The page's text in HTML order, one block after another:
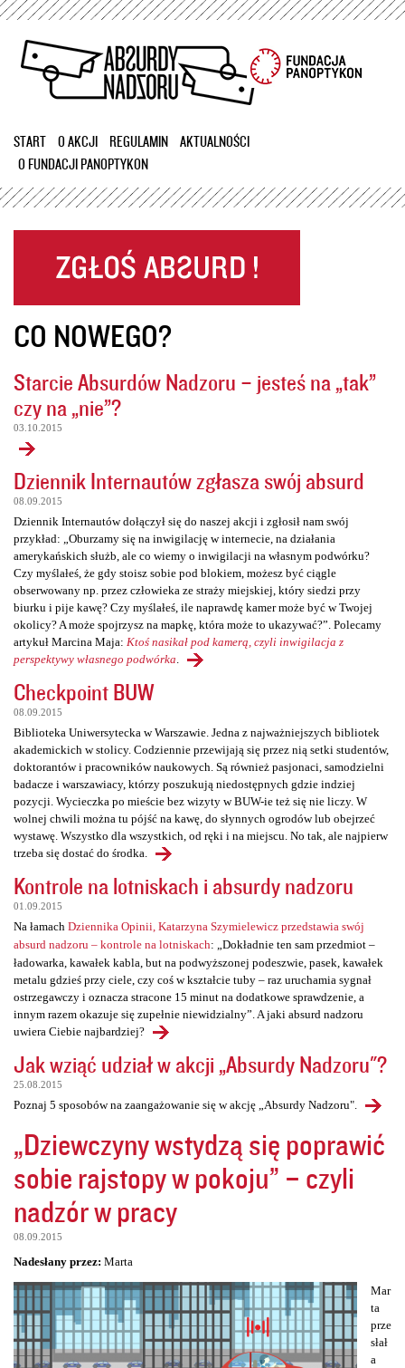
Przejdź
treści
START O AKCJI REGULAMIN
AKTUALNOŚCI
O FUNDACJI PANOPTYKON
CO NOWEGO?
Starcie Absurdów Nadzoru – jesteś na „tak”
czy na „nie”?
03.10.2015
Dziennik Internautów zgłasza swój absurd
08.09.2015
Dziennik Internautów dołączył się do naszej akcji i zgłosił nam swój
przykład: „Oburzamy się na inwigilację w internecie, na działania
amerykańskich służb, ale co wiemy o inwigilacji na własnym podwórku?
Czy myślałeś, że gdy stoisz sobie pod blokiem, możesz być ciągle
obserwowany np. przez człowieka ze straży miejskiej, który siedzi przy
biurku i pije kawę? Czy myślałeś, ile naprawdę kamer może być w Twojej
okolicy? A może spojrzysz na mapkę, która może to ukazywać?”. Polecamy
artykuł Marcina Maja: Ktoś nasikał pod kamerą, czyli inwigilacja z
perspektywy własnego podwórka
Checkpoint BUW
08.09.2015
Biblioteka Uniwersytecka w Warszawie. Jedna z najważniejszych bibliotek
akademickich w stolicy. Codziennie przewijają się przez nią setki studentów,
doktorantów i pracowników naukowych. Są również pasjonaci, samodzielni
badacze i warszawiacy, którzy poszukują niedostępnych gdzie indziej
pozycji. Wycieczka po mieście bez wizyty w BUW-ie też się nie liczy. W
wolnej chwili można tu pójść na kawę, do słynnych ogrodów lub obejrzeć
wystawę. Wszystko dla wszystkich, od ręki i na miejscu. No tak, ale najpierw
trzeba się dostać do środka.
Kontrole na lotniskach i absurdy nadzoru
01.09.2015
Na łamach Dziennika Opinii, Katarzyna Szymielewicz przedstawia swój
absurd nadzoru – kontrole na lotniskach: „Dokładnie ten sam przedmiot –
ładowarka, kawałek kabla, but na podwyższonej podeszwie, pasek, kawałek
metalu gdzieś przy ciele, czy coś w kształcie tuby – raz uruchamia sygnał
ostrzegawczy i oznacza stracone 15 minut na dodatkowe sprawdzenie, a
innym razem okazuje się zupełnie niewidzialny”. A jaki absurd nadzoru
uwiera Ciebie najbardziej?
Jak wziąć udział w akcji „Absurdy Nadzoru"?
25.08.2015
Poznaj 5 sposobów na zaangażowanie się w akcję „Absurdy Nadzoru".
„Dziewczyny wstydzą się poprawić
sobie rajstopy w pokoju” – czyli
nadzór w pracy
08.09.2015
Nadesłany przez: Marta
Mar
ta
prze
słał
a